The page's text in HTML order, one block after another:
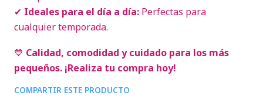
✔ Ideales para el día a día: Perfectas para
cualquier temporada.
💙 Calidad, comodidad y cuidado para los más
pequeños. ¡Realiza tu compra hoy!
COMPARTIR ESTE PRODUCTO